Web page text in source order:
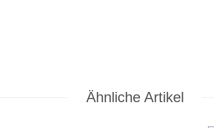
Ähnliche Artikel